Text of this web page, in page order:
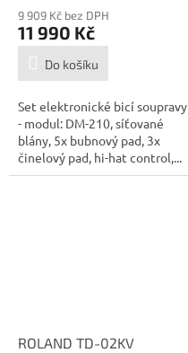
9 909 Kč bez DPH
11 990 Kč
Do košíku
Set elektronické bicí soupravy
- modul: DM-210, síťované
blány, 5x bubnový pad, 3x
činelový pad, hi-hat control,...
ROLAND TD-02KV